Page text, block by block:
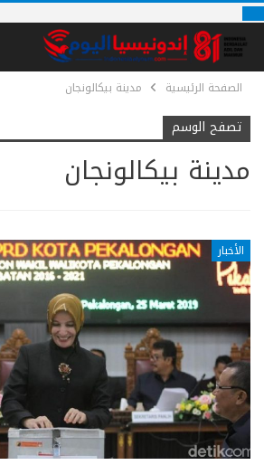
الصفحة الرئيسية مدينة بيكالونجان
تصفح الوسم
مدينة بيكالونجان
الأخبار